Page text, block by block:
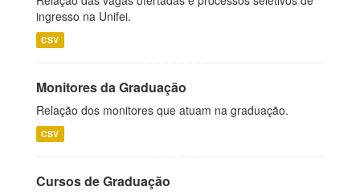
ingresso na Unifei.
CSV
Monitores da Graduação
Relação dos monitores que atuam na graduação.
CSV
Cursos de Graduação